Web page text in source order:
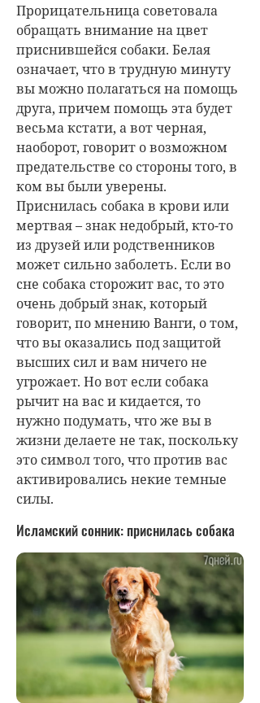
Прорицательница советовала
обращать внимание на цвет
приснившейся собаки. Белая
означает, что в трудную минуту
вы можно полагаться на помощь
друга, причем помощь эта будет
весьма кстати, а вот черная,
наоборот, говорит о возможном
предательстве со стороны того, в
ком вы были уверены.
Приснилась собака в крови или
мертвая – знак недобрый, кто-то
из друзей или родственников
может сильно заболеть. Если во
сне собака сторожит вас, то это
очень добрый знак, который
говорит, по мнению Ванги, о том,
что вы оказались под защитой
высших сил и вам ничего не
угрожает. Но вот если собака
рычит на вас и кидается, то
нужно подумать, что же вы в
жизни делаете не так, поскольку
это символ того, что против вас
активировались некие темные
силы.
Исламский сонник: приснилась собака